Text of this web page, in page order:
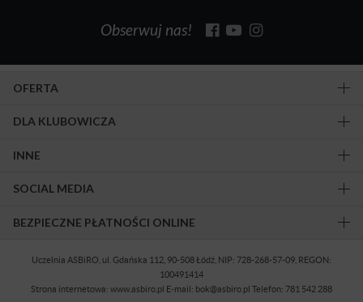
Obserwuj nas!
OFERTA
DLA KLUBOWICZA
INNE
SOCIAL MEDIA
BEZPIECZNE PŁATNOŚCI ONLINE
Uczelnia ASBiRO, ul. Gdańska 112, 90-508 Łódź, NIP: 728-268-57-09, REGON:
100491414
Strona internetowa: www.asbiro.pl E-mail: bok@asbiro.pl Telefon: 781 542 288